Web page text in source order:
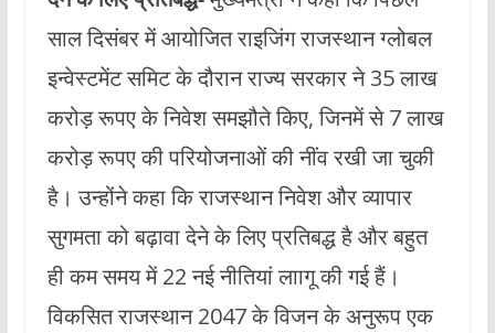
साल दिसंबर में आयोजित राइजिंग राजस्थान ग्लोबल
इन्वेस्टमेंट समिट के दौरान राज्य सरकार ने 35 लाख
करोड़ रूपए के निवेश समझौते किए, जिनमें से 7 लाख
करोड़ रूपए की परियोजनाओं की नींव रखी जा चुकी
है। उन्होंने कहा कि राजस्थान निवेश और व्यापार
सुगमता को बढ़ावा देने के लिए प्रतिबद्ध है और बहुत
ही कम समय में 22 नई नीतियां लाागू की गई हैं।
विकसित राजस्थान 2047 के विजन के अनुरूप एक